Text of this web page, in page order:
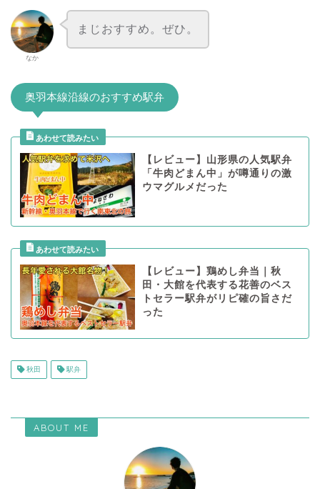
なか
まじおすすめ。ぜひ。
奥羽本線沿線のおすすめ駅弁
【レビュー】山形県の人気駅弁
「牛肉どまん中」が噂通りの激
ウマグルメだった
【レビュー】鶏めし弁当｜秋
田・大館を代表する花善のベス
トセラー駅弁がリピ確の旨さだ
った
秋田 駅弁
ABOUT ME